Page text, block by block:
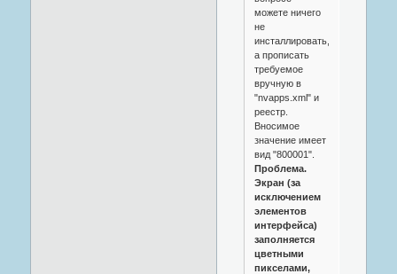
можете ничего
не
инсталлировать,
а прописать
требуемое
вручную в
"nvapps.xml" и
реестр.
Вносимое
значение имеет
вид "800001".
Проблема.
Экран (за
исключением
элементов
интерфейса)
заполняется
цветными
пикселами,